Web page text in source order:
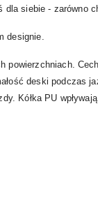
siebie - zarówno
designie.
powierzchniach.
deski
Kółka PU